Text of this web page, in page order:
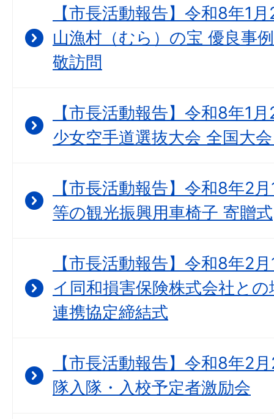
【市長活動報告】令和8年1
山漁村（むら）の宝 優良事
敬訪問
【市長活動報告】令和8年1
少女空手道選抜大会 全国大
【市長活動報告】令和8年2
等の観光振興用車椅子 寄贈式
【市長活動報告】令和8年2
イ同和損害保険株式会社と
連携協定締結式
【市長活動報告】令和8年2
隊入隊・入校予定者激励会